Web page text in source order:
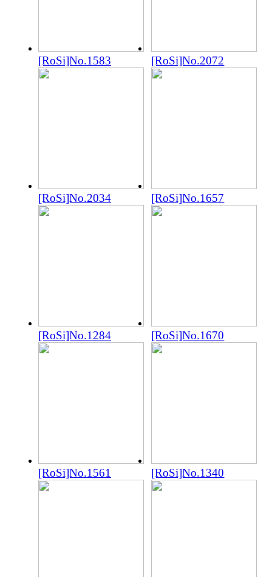
[RoSi]No.1583 [RoSi]No.2072
[RoSi]No.2034 [RoSi]No.1657
[RoSi]No.1284 [RoSi]No.1670
[RoSi]No.1561 [RoSi]No.1340